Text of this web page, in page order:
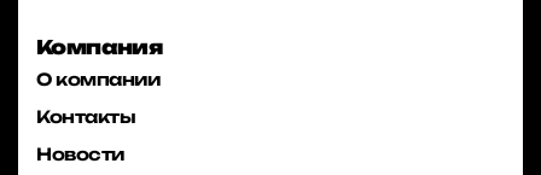
Компания
О компании
Контакты
Новости